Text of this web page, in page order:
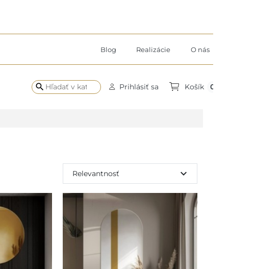
Blog Realizácie O nás
search Prihlásiť sa Košík 0
Relevantnosť expand_more